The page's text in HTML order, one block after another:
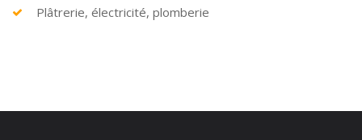
Plâtrerie, électricité, plomberie